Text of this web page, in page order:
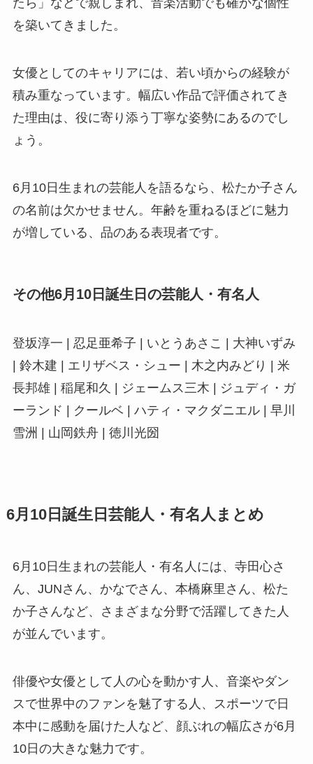
たら」などで親しまれ、音楽活動でも確かな個性
を築いてきました。
女優としてのキャリアには、若い頃からの経験が
積み重なっています。幅広い作品で評価されてき
た理由は、役に寄り添う丁寧な姿勢にあるのでし
ょう。
6月10日生まれの芸能人を語るなら、松たか子さん
の名前は欠かせません。年齢を重ねるほどに魅力
が増している、品のある表現者です。
その他6月10日誕生日の芸能人・有名人
登坂淳一 | 忍足亜希子 | いとうあさこ | 大神いずみ
| 鈴木建 | エリザベス・シュー | 木之内みどり | 米
長邦雄 | 稲尾和久 | ジェームス三木 | ジュディ・ガ
ーランド | クールベ | ハティ・マクダニエル | 早川
雪洲 | 山岡鉄舟 | 徳川光圀
6月10日誕生日芸能人・有名人まとめ
6月10日生まれの芸能人・有名人には、寺田心さ
ん、JUNさん、かなでさん、本橋麻里さん、松た
か子さんなど、さまざまな分野で活躍してきた人
が並んでいます。
俳優や女優として人の心を動かす人、音楽やダン
スで世界中のファンを魅了する人、スポーツで日
本中に感動を届けた人など、顔ぶれの幅広さが6月
10日の大きな魅力です。